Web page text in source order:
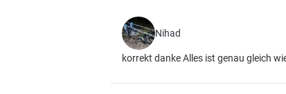
Nihad
korrekt danke Alles ist genau gleich